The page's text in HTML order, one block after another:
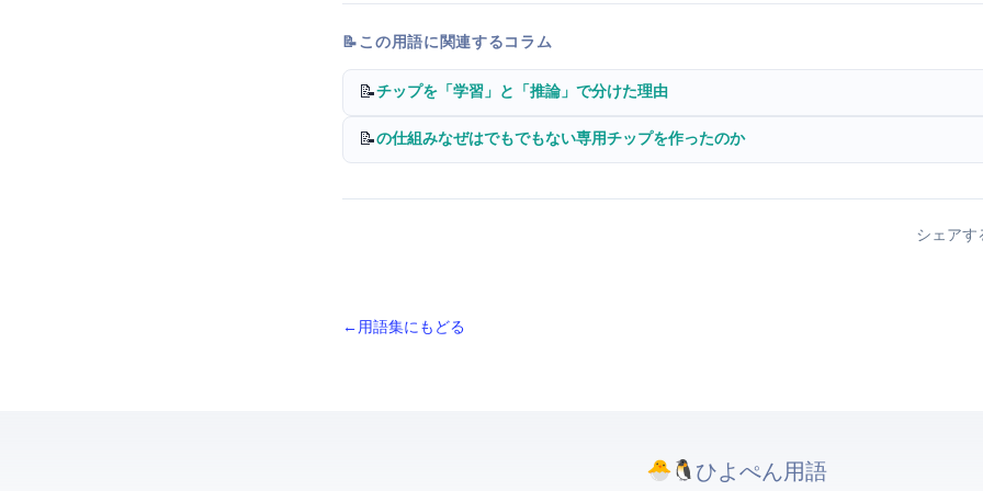
📝 この用語に関連するコラム
📝Google Cloud Next 2026 — AIチップを「学習」と「推論」で分けた理由
📝TPUの仕組み — なぜGoogleはCPUでもGPUでもない専用チップを作ったのか
シェアす
← 用語集にもどる
ひよぺんIT用語. All rights reserved.